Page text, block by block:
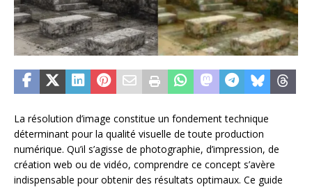
La résolution d’image constitue un fondement technique
déterminant pour la qualité visuelle de toute production
numérique. Qu’il s’agisse de photographie, d’impression, de
création web ou de vidéo, comprendre ce concept s’avère
indispensable pour obtenir des résultats optimaux. Ce guide